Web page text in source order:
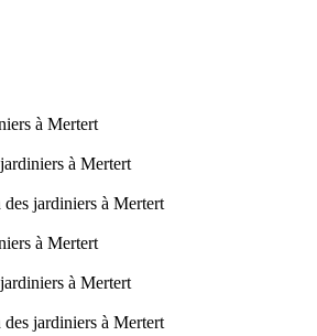
à Mertert
à Mertert
jardiniers à Mertert
à Mertert
à Mertert
jardiniers à Mertert